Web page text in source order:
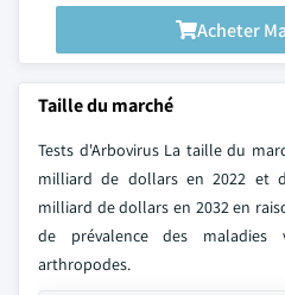
Acheter
Taille du marché
Tests d'Arbovirus La taille du
milliard de dollars en 2022 et
milliard de dollars en 2032 en
de prévalence des maladies
arthropodes.